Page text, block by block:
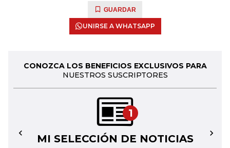
GUARDAR
UNIRSE A WHATSAPP
CONOZCA LOS BENEFICIOS EXCLUSIVOS PARA
NUESTROS SUSCRIPTORES
1
MI SELECCIÓN DE NOTICIAS
← →